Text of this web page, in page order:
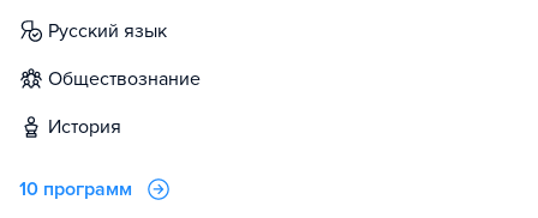
русский язык
обществознание
история
10 программ